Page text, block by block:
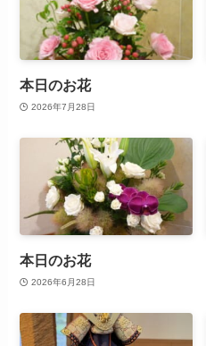
本日のお花
2026年7月28日
本日のお花
2026年6月28日